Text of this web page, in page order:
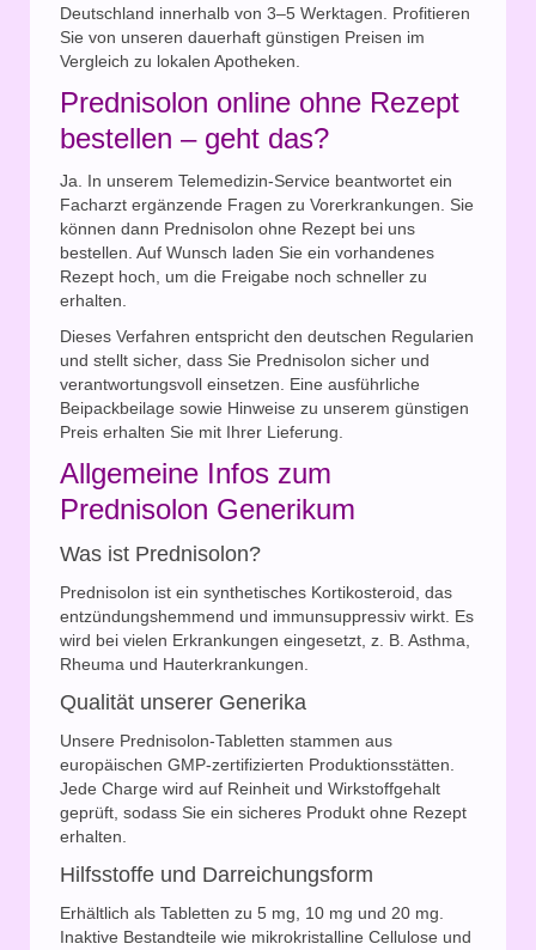
Deutschland innerhalb von 3–5 Werktagen. Profitieren
Sie von unseren dauerhaft günstigen Preisen im
Vergleich zu lokalen Apotheken.
Prednisolon online ohne Rezept
bestellen – geht das?
Ja. In unserem Telemedizin-Service beantwortet ein
Facharzt ergänzende Fragen zu Vorerkrankungen. Sie
können dann Prednisolon ohne Rezept bei uns
bestellen. Auf Wunsch laden Sie ein vorhandenes
Rezept hoch, um die Freigabe noch schneller zu
erhalten.
Dieses Verfahren entspricht den deutschen Regularien
und stellt sicher, dass Sie Prednisolon sicher und
verantwortungsvoll einsetzen. Eine ausführliche
Beipackbeilage sowie Hinweise zu unserem günstigen
Preis erhalten Sie mit Ihrer Lieferung.
Allgemeine Infos zum
Prednisolon Generikum
Was ist Prednisolon?
Prednisolon ist ein synthetisches Kortikosteroid, das
entzündungshemmend und immunsuppressiv wirkt. Es
wird bei vielen Erkrankungen eingesetzt, z. B. Asthma,
Rheuma und Hauterkrankungen.
Qualität unserer Generika
Unsere Prednisolon-Tabletten stammen aus
europäischen GMP-zertifizierten Produktionsstätten.
Jede Charge wird auf Reinheit und Wirkstoffgehalt
geprüft, sodass Sie ein sicheres Produkt ohne Rezept
erhalten.
Hilfsstoffe und Darreichungsform
Erhältlich als Tabletten zu 5 mg, 10 mg und 20 mg.
Inaktive Bestandteile wie mikrokristalline Cellulose und